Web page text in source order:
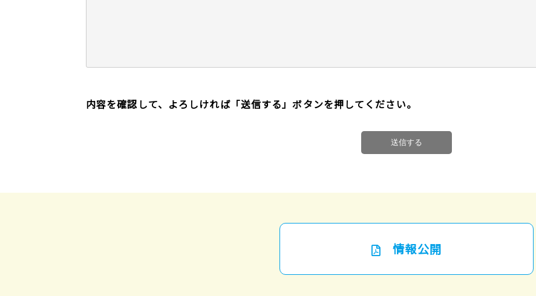
内容を確認して、よろしければ「送信する」ボタンを押してください。
情報公開